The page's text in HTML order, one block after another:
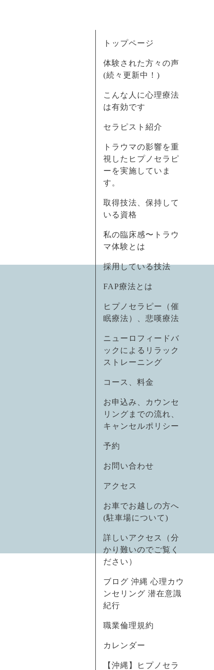
トップページ
体験された方々の声
(続々更新中！)
こんな人に心理療法
は有効です
セラピスト紹介
トラウマの影響を重
視したヒプノセラピ
ーを実施していま
す。
取得技法、保持して
いる資格
私の臨床感〜トラウ
マ体験とは
採用している技法
FAP療法とは
ヒプノセラピー（催
眠療法）、悲嘆療法
ニューロフィードバ
ックによるリラック
ストレーニング
コース、料金
お申込み、カウンセ
リングまでの流れ、
キャンセルポリシー
予約
お問い合わせ
アクセス
お車でお越しの方へ
(駐車場について)
詳しいアクセス（分
かり難いのでご覧く
ださい）
ブログ 沖縄 心理カウ
ンセリング 潜在意識
紀行
職業倫理規約
カレンダー
【沖縄】ヒプノセラ